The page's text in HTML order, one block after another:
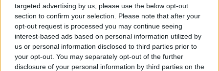
targeted advertising by us, please use the below opt-out
section to confirm your selection. Please note that after your
opt-out request is processed you may continue seeing
interest-based ads based on personal information utilized by
us or personal information disclosed to third parties prior to
your opt-out. You may separately opt-out of the further
disclosure of your personal information by third parties on the
Börja prenumerera för att läsa detta innehåll.
Starta din prenumerationhär
Eller logga in på ditt konto nedan: